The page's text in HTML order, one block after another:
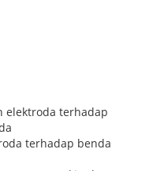
elektroda terhadap
terhadap benda